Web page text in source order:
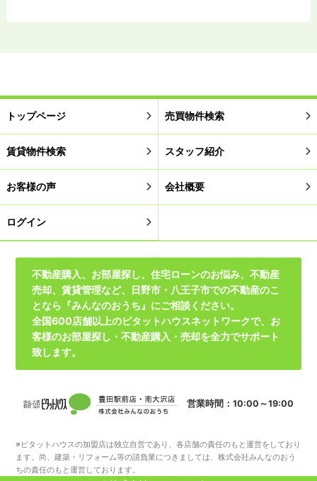
トップページ 売買物件検索
賃貸物件検索 スタッフ紹介
お客様の声 会社概要
ログイン
不動産購入、お部屋探し、住宅ローンのお悩み、不動産
売却、賃貸管理など、日野市・八王子市での不動産のこ
となら『みんなのおうち』にご相談ください。
全国600店舗以上のピタットハウスネットワークで、お
客様のお部屋探し・不動産購入・売却を全力でサポート
致します。
営業時間：10:00～19:00
※ピタットハウスの加盟店は独立自営であり、各店舗の責任のもと運営をしており
ます。尚、建築・リフォーム等の請負業につきましては、株式会社みんなのおう
ちの責任のもと運営しております。